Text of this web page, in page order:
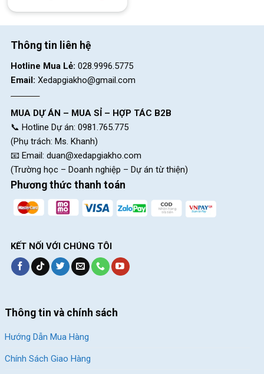
Thông tin liên hệ
Hotline Mua Lẻ: 028.9996.5775
Email: Xedapgiakho@gmail.com
MUA DỰ ÁN – MUA SỈ – HỢP TÁC B2B
📞 Hotline Dự án: 0981.765.775
(Phụ trách: Ms. Khanh)
📧 Email: duan@xedapgiakho.com
(Trường học – Doanh nghiệp – Dự án từ thiện)
Phương thức thanh toán
KẾT NỐI VỚI CHÚNG TÔI
Thông tin và chính sách
Hướng Dẫn Mua Hàng
Chính Sách Giao Hàng